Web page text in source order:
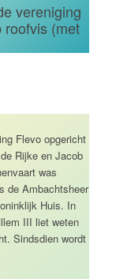
vereniging
roofvis (met
Flevo opgericht
Rijke en Jacob
was
de Ambachtsheer
Huis. In
III liet weten
Sindsdien wordt